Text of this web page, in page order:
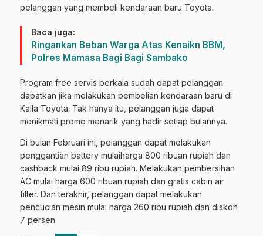
pelanggan yang membeli kendaraan baru Toyota.
Baca juga:
Ringankan Beban Warga Atas Kenaikn BBM,
Polres Mamasa Bagi Bagi Sambako
Program free servis berkala sudah dapat pelanggan
dapatkan jika melakukan pembelian kendaraan baru di
Kalla Toyota. Tak hanya itu, pelanggan juga dapat
menikmati promo menarik yang hadir setiap bulannya.
Di bulan Februari ini, pelanggan dapat melakukan
penggantian battery mulaiharga 800 ribuan rupiah dan
cashback mulai 89 ribu rupiah. Melakukan pembersihan
AC mulai harga 600 ribuan rupiah dan gratis cabin air
filter. Dan terakhir, pelanggan dapat melakukan
pencucian mesin mulai harga 260 ribu rupiah dan diskon
7 persen.